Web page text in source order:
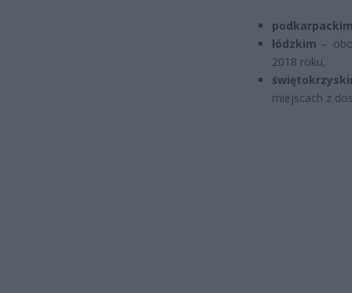
łódzkim –
2018 roku,
miejscach z